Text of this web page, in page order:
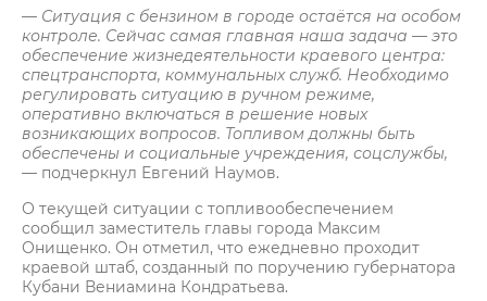
— Ситуация с бензином в городе остаётся на особом
контроле. Сейчас самая главная наша задача — это
обеспечение жизнедеятельности краевого центра:
спецтранспорта, коммунальных служб. Необходимо
регулировать ситуацию в ручном режиме,
оперативно включаться в решение новых
возникающих вопросов. Топливом должны быть
обеспечены и социальные учреждения, соцслужбы,
— подчеркнул Евгений Наумов.
О текущей ситуации с топливообеспечением
сообщил заместитель главы города Максим
Онищенко. Он отметил, что ежедневно проходит
краевой штаб, созданный по поручению губернатора
Кубани Вениамина Кондратьева.